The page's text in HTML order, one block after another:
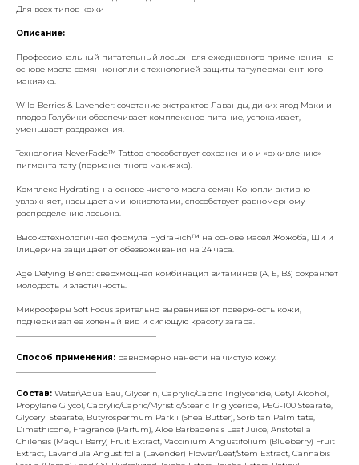
Для всех типов кожи
Описание:
Профессиональный питательный лосьон для ежедневного применения на
основе масла семян конопли с технологией защиты тату/перманентного
макияжа.
Wild Berries & Lavender: сочетание экстрактов Лаванды, диких ягод Маки и
плодов Голубики обеспечивает комплексное питание, успокаивает,
уменьшает раздражения.
Технология NeverFade™ Tattoo способствует сохранению и «оживлению»
пигмента тату (перманентного макияжа).
Комплекс Hydrating на основе чистого масла семян Конопли активно
увлажняет, насыщает аминокислотами, способствует равномерному
распределению лосьона.
Высокотехнологичная формула HydraRich™ на основе масел Жожоба, Ши и
Глицерина защищает от обезвоживания на 24 часа.
Age Defying Blend: сверхмощная комбинация витаминов (А, Е, В3) сохраняет
молодость и эластичность.
Микросферы Soft Focus зрительно выравнивают поверхность кожи,
подчеркивая ее холеный вид и сияющую красоту загара.
Способ применения: равномерно нанести на чистую кожу.
Состав: Water\Aqua Eau, Glycerin, Caprylic/Capric Triglyceride, Cetyl Alcohol,
Propylene Glycol, Caprylic/Capric/Myristic/Stearic Triglyceride, PEG-100 Stearate,
Glyceryl Stearate, Butyrospermum Parkii (Shea Butter), Sorbitan Palmitate,
Dimethicone, Fragrance (Parfum), Aloe Barbadensis Leaf Juice, Aristotelia
Chilensis (Maqui Berry) Fruit Extract, Vaccinium Angustifolium (Blueberry) Fruit
Extract, Lavandula Angustifolia (Lavender) Flower/Leaf/Stem Extract, Cannabis